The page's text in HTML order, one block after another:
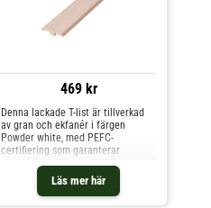
469 kr
Läs mer här
Denna lackade T-list är tillverkad
av gran och ekfanér i färgen
Powder white, med PEFC-
certifiering som garanterar
ansvarsfullt skogsbruk. T-list ger en
attraktiv övergång och döljer
skarvar mellan golvytor.